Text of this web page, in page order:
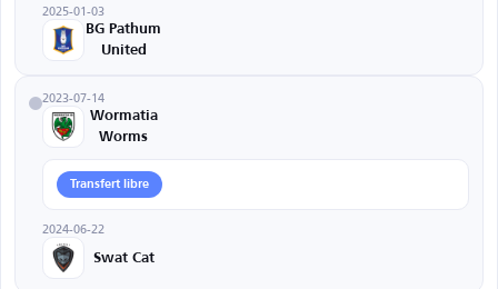
2025-01-03
BG Pathum
United
2023-07-14
Wormatia
Worms
Transfert libre
2024-06-22
Swat Cat